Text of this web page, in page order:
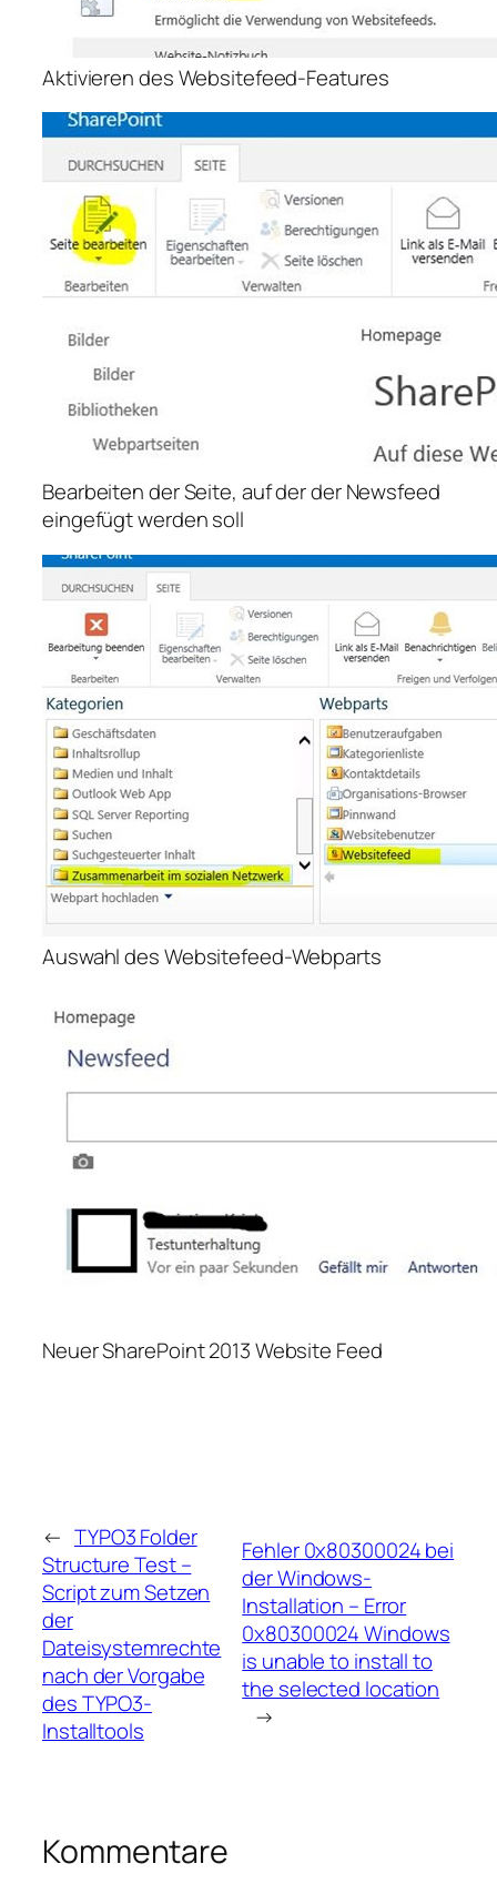
Aktivieren des Websitefeed-Features
Bearbeiten der Seite, auf der der Newsfeed
eingefügt werden soll
Auswahl des Websitefeed-Webparts
Neuer SharePoint 2013 Website Feed
← TYPO3 Folder
Structure Test –
Script zum Setzen
der
Dateisystemrechte
nach der Vorgabe
des TYPO3-
Installtools
Fehler 0x80300024 bei
der Windows-
Installation – Error
0x80300024 Windows
is unable to install to
the selected location
→
Kommentare